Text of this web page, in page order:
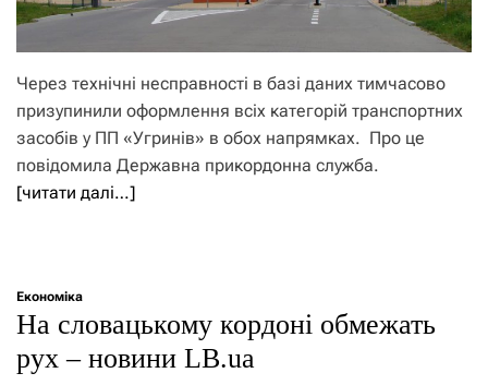
Через технічні несправності в базі даних тимчасово
призупинили оформлення всіх категорій транспортних
засобів у ПП «Угринів» в обох напрямках. Про це
повідомила Державна прикордонна служба.
[читати далі…]
Економіка
На словацькому кордоні обмежать
рух – новини LB.ua